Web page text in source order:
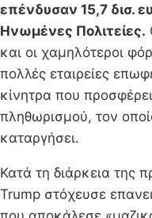
επένδυσαν 15,7 δισ.
Ηνωμένες Πολιτείες.
και οι χαμηλότεροι
πολλές εταιρείες
κίνητρα που
πληθωρισμού, τον
καταργήσει.
Κατά τη διάρκεια της
Trump στόχευσε